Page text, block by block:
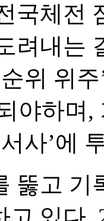
국체전
려내는
위 위
야하며
사’에
뚫고 기